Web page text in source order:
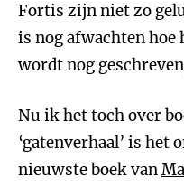
Fortis zijn niet zo
is nog afwachten hoe
wordt nog
Nu ik het toch over
‘gatenverhaal’ is het
nieuwste boek van